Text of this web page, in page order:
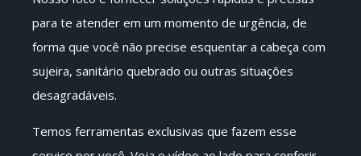
para te atender em um momento de urgência, de
forma que você não precise esquentar a cabeça com
sujeira, sanitário quebrado ou outras situações
desagradáveis.
Temos ferramentas exclusivas que fazem esse